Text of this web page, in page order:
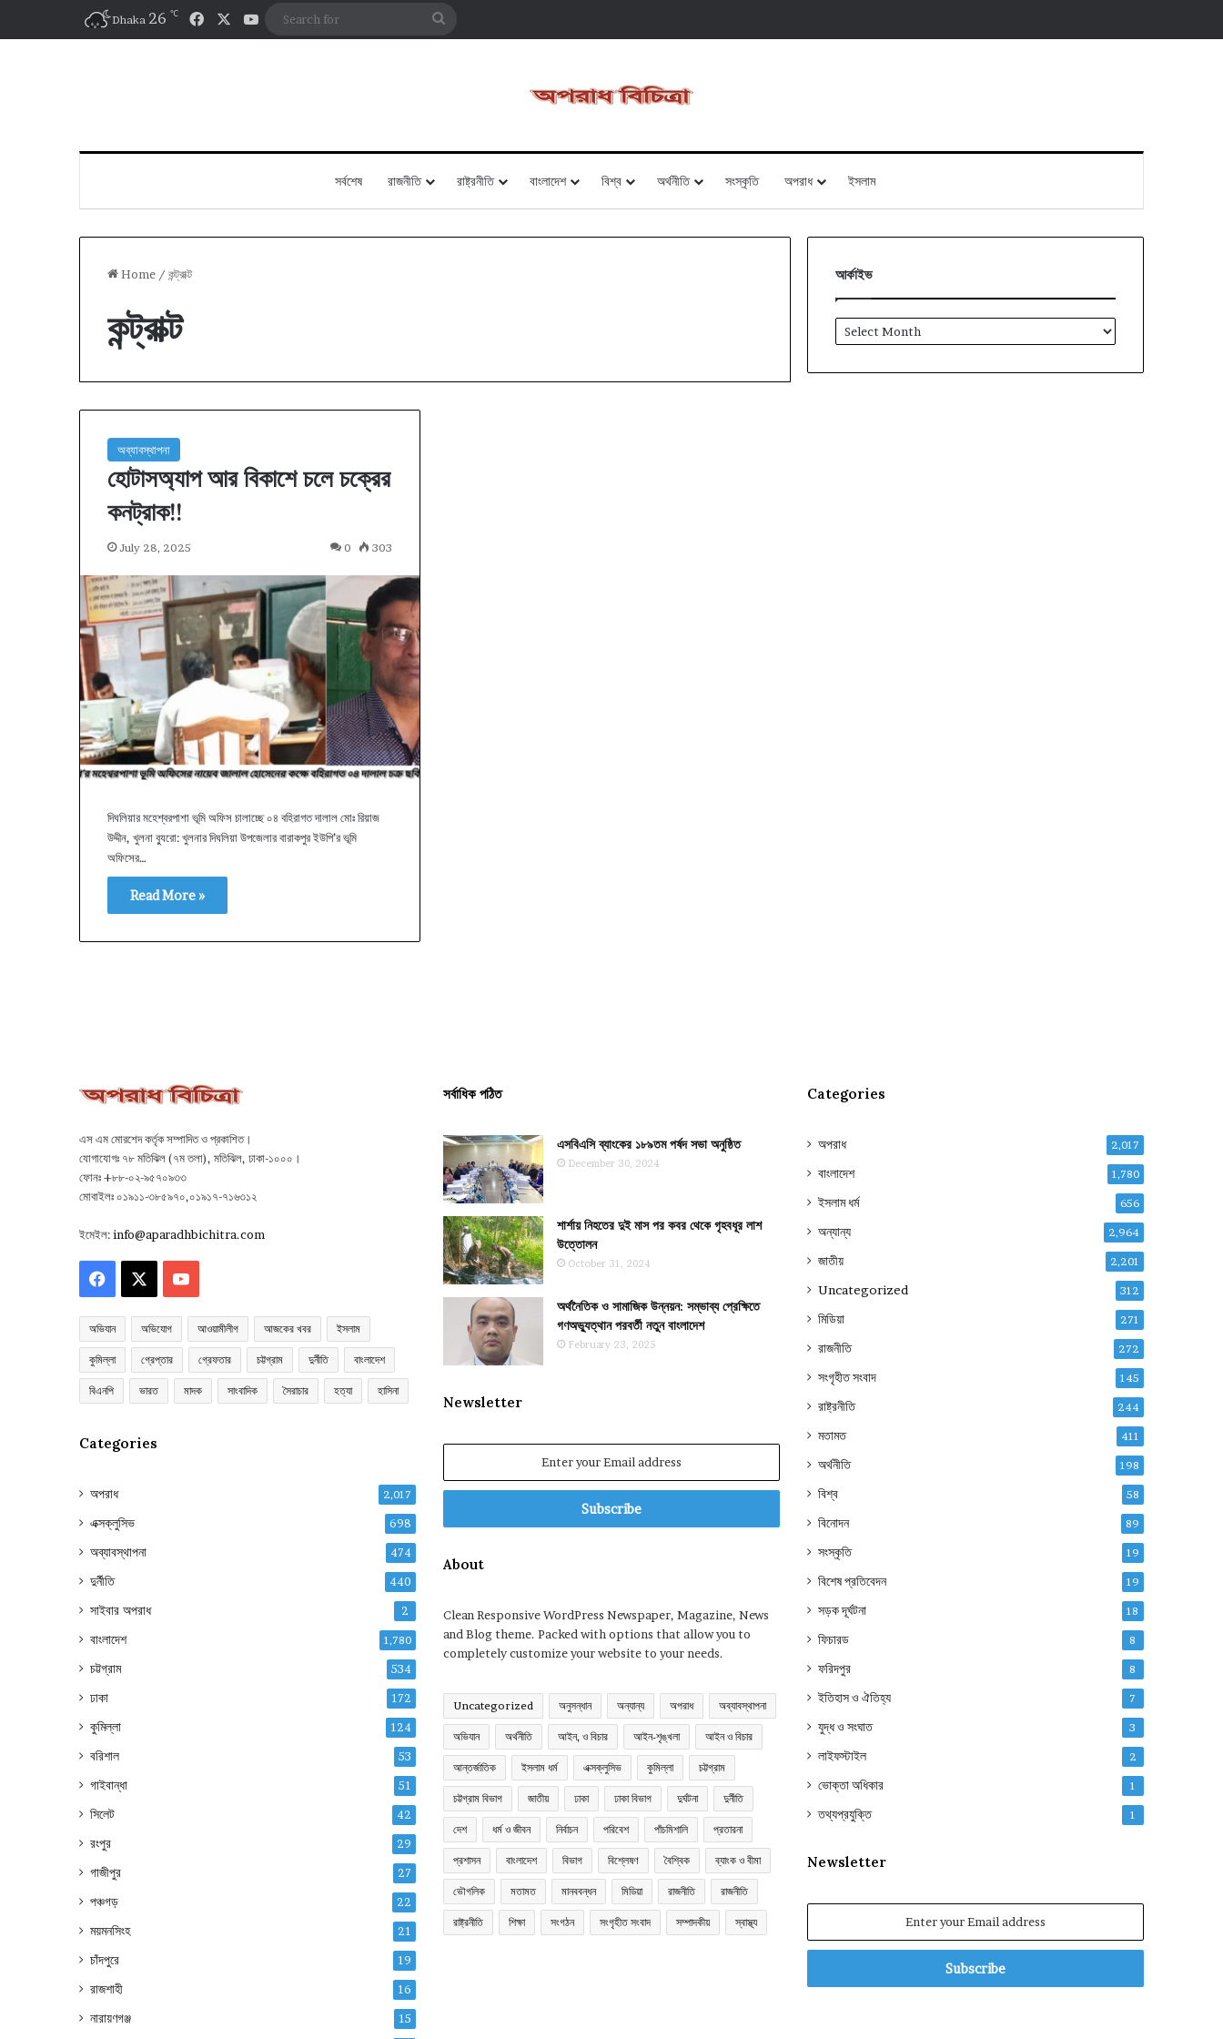
Dhaka 26 ℃ FacebookYouTube
সর্বশেষ রাজনীতি রাষ্ট্রনীতি বাংলাদেশ বিশ্ব অর্থনীতি সংস্কৃতি অপরাধ ইসলাম
Home / কন্ট্রাক্ট
কন্ট্রাক্ট
অব্যাবস্থাপনা
হোটাসঅ্যাপ আর বিকাশে চলে চক্রের
কনট্রাক!!
July 28, 2025 0 303
দিঘলিয়ার মহেশ্বরপাশা ভূমি অফিস চালাচ্ছে ০৪ বহিরাগত দালাল মোঃ রিয়াজ
উদ্দীন, খুলনা ব্যুরো: খুলনার দিঘলিয়া উপজেলার বারাকপুর ইউপি’র ভূমি
অফিসের…
Read More »
আর্কাইভ
আর্কাইভ
এস এম মোরশেদ কর্তৃক সম্পাদিত ও প্রকাশিত।
যোগাযোগঃ ৭৮ মতিঝিল (৭ম তলা), মতিঝিল, ঢাকা-১০০০।
ফোনঃ +৮৮-০২-৯৫৭০৯৩৩
মোবাইলঃ ০১৯১১-৩৮৫৯৭০,০১৯১৭-৭১৬৩১২
ইমেইল:info@aparadhbichitra.com
Facebook YouTube
অভিযান অভিযোগ আওয়ামীলীগ আজকের খবর ইসলাম
কুমিল্লা গ্রেপ্তার গ্রেফতার চট্টগ্রাম দুর্নীতি বাংলাদেশ
বিএনপি ভারত মাদক সাংবাদিক সৈরাচার হত্যা হাসিনা
Categories
অপরাধ 2,017
এক্সক্লুসিভ 698
অব্যাবস্থাপনা 474
দুর্নীতি 440
সাইবার অপরাধ 2
বাংলাদেশ 1,780
চট্টগ্রাম 534
ঢাকা 172
কুমিল্লা 124
বরিশাল 53
গাইবান্ধা 51
সিলেট 42
রংপুর 29
গাজীপুর 27
পঞ্চগড় 22
ময়মনসিংহ 21
চাঁদপুরে 19
রাজশাহী 16
নারায়ণগঞ্জ 15
সর্বাধিক পঠিত
এসবিএসি ব্যাংকের ১৮৯তম পর্ষদ সভা অনুষ্ঠিত
December 30, 2024
শার্শায় নিহতের দুই মাস পর কবর থেকে গৃহবধূর লাশ
উত্তোলন
October 31, 2024
অর্থনৈতিক ও সামাজিক উন্নয়ন: সম্ভাব্য প্রেক্ষিতে
গণঅভ্যুত্থান পরবর্তী নতুন বাংলাদেশ
February 23, 2025
Newsletter
Email
About
Clean Responsive WordPress Newspaper, Magazine, News
and Blog theme. Packed with options that allow you to
completely customize your website to your needs.
Uncategorized অনুসন্ধান অন্যান্য অপরাধ অব্যাবস্থাপনা
অভিযান অর্থনীতি আইন, ও বিচার আইন-শৃঙ্খলা আইন ও বিচার
আন্তর্জাতিক ইসলাম ধর্ম এক্সক্লুসিভ কুমিল্লা চট্টগ্রাম
চট্টগ্রাম বিভাগ জাতীয় ঢাকা ঢাকা বিভাগ দুর্ঘটনা দুর্নীতি
দেশ ধর্ম ও জীবন নির্বাচন পরিবেশ পাঁচমিশালি প্রতারনা
প্রশাসন বাংলাদেশ বিভাগ বিশ্লেষণ বৈশ্বিক ব্যাংক ও বীমা
ভৌগলিক মতামত মানববন্ধন মিডিয়া রাজনীতি রাজনীতি
রাষ্ট্রনীতি শিক্ষা সংগঠন সংগৃহীত সংবাদ সম্পাদকীয় স্বাস্থ্য
Categories
অপরাধ 2,017
বাংলাদেশ 1,780
ইসলাম ধর্ম 656
অন্যান্য 2,964
জাতীয় 2,201
Uncategorized 312
মিডিয়া 271
রাজনীতি 272
সংগৃহীত সংবাদ 145
রাষ্ট্রনীতি 244
মতামত 411
অর্থনীতি 198
বিশ্ব 58
বিনোদন 89
সংস্কৃতি 19
বিশেষ প্রতিবেদন 19
সড়ক দূর্ঘটনা 18
ফিচারড 8
ফরিদপুর 8
ইতিহাস ও ঐতিহ্য 7
যুদ্ধ ও সংঘাত 3
লাইফস্টাইল 2
ভোক্তা অধিকার 1
তথ্যপ্রযুক্তি 1
Newsletter
Email